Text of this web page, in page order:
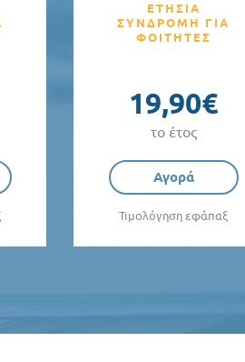
ΕΤΗΣΙΑ
ΣΥΝΔΡΟΜΗ ΓΙΑ
ΦΟΙΤΗΤΕΣ
19,90€
το έτος
Αγορά
Τιμολόγηση εφάπαξ